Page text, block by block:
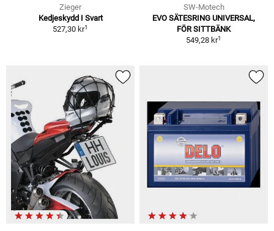
Zieger
Kedjeskydd I Svart
527,30 kr1
SW-Motech
EVO SÄTESRING UNIVERSAL,
FÖR SITTBÄNK
549,28 kr1